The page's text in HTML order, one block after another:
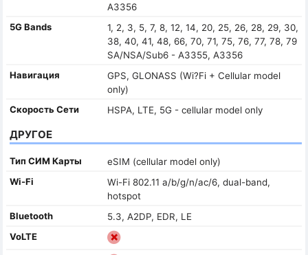
A3356
5G Bands
1, 2, 3, 5, 7, 8, 12, 14, 20, 25, 26, 28, 29, 30,
38, 40, 41, 48, 66, 70, 71, 75, 76, 77, 78, 79
SA/NSA/Sub6 - A3355, A3356
Навигация
GPS, GLONASS (Wi?Fi + Cellular model
only)
Скорость Сети
HSPA, LTE, 5G - cellular model only
ДРУГОЕ
Тип СИМ Карты
eSIM (cellular model only)
Wi-Fi
Wi-Fi 802.11 a/b/g/n/ac/6, dual-band,
hotspot
Bluetooth
5.3, A2DP, EDR, LE
VoLTE